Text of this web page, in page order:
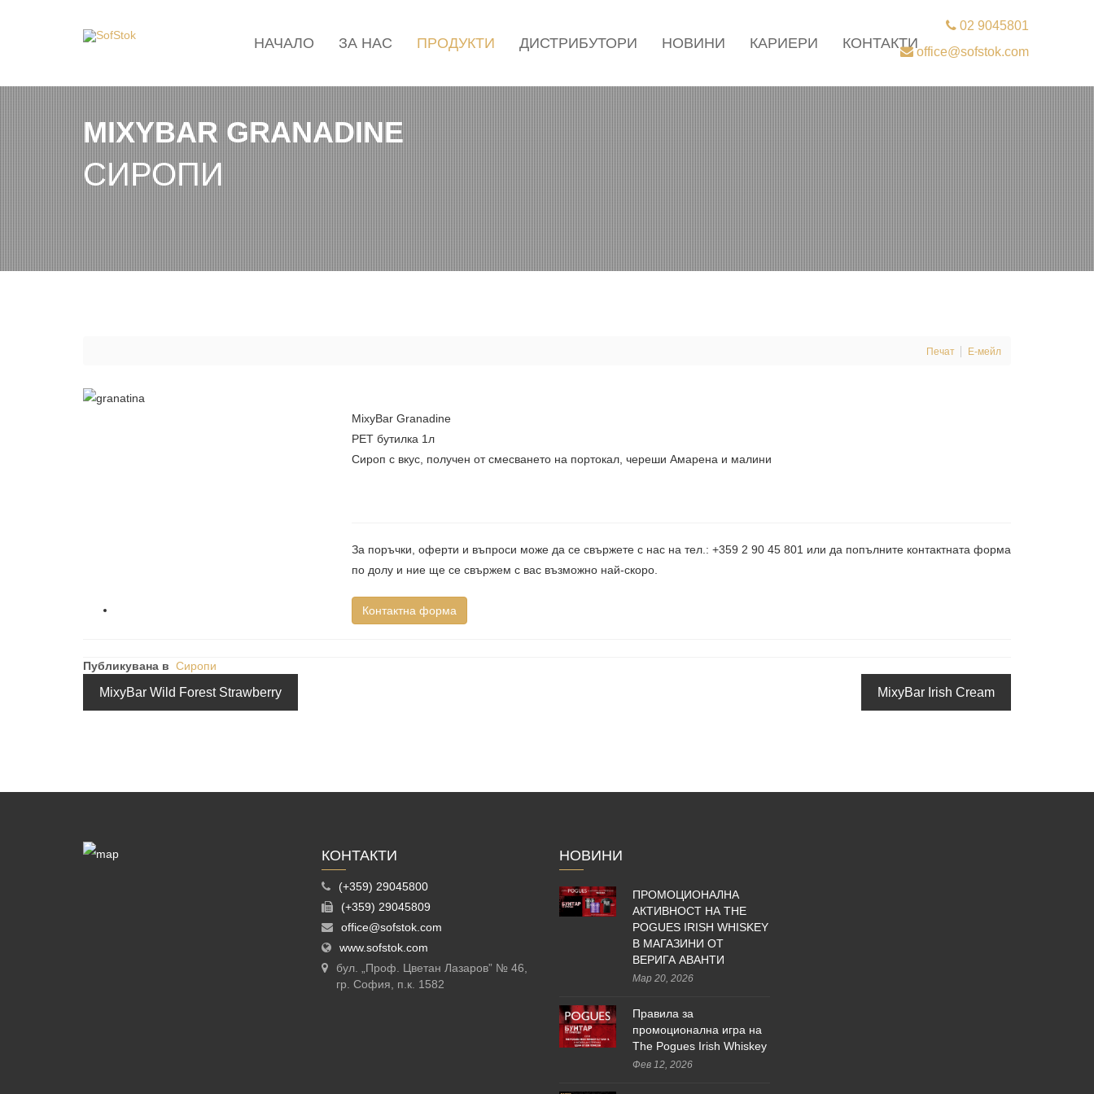
НАЧАЛО ЗА НАС ПРОДУКТИ ДИСТРИБУТОРИ НОВИНИ КАРИЕРИ КОНТАКТИ
02 9045801
office@sofstok.com
СИРОПИ
MIXYBAR GRANADINE
Печат Е-мейл
MixyBar Granadine
PET бутилка 1л
Сироп с вкус, получен от смесването на портокал, череши Амарена и малини
За поръчки, оферти и въпроси може да се свържете с нас на тел.: +359 2 90 45 801 или да попълните контактната форма
по долу и ние ще се свържем с вас възможно най-скоро.
Контактна форма
Публикувана в Сиропи
MixyBar Wild Forest Strawberry MixyBar Irish Cream
КОНТАКТИ
(+359) 29045800
(+359) 29045809
office@sofstok.com
www.sofstok.com
бул. „Проф. Цветан Лазаров” № 46,
гр. София, п.к. 1582
НОВИНИ
ПРОМОЦИОНАЛНА
АКТИВНОСТ НА THE
POGUES IRISH WHISKEY
В МАГАЗИНИ ОТ
ВЕРИГА АВАНТИ
Мар 20, 2026
Правила за
промоционална игра на
The Pogues Irish Whiskey
Фев 12, 2026